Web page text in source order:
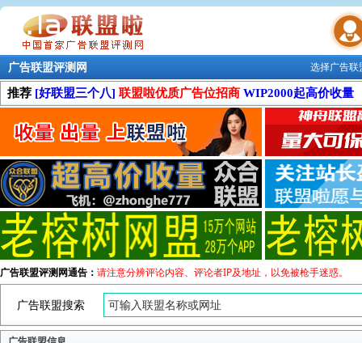
联盟学院
选择广告
广告联盟评测网
推荐 [好联盟三个八] 联盟啦优质广告位招商 WIP2000起高价收量
广告联盟评测网通告： 请注意分辨评论内容、评论者IP及地址，以免被枪手迷惑。
广告联盟搜索